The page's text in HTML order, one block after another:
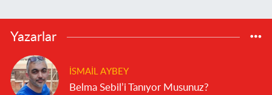
Yazarlar
İSMAIL AYBEY
Belma Sebil’i Tanıyor Musunuz?